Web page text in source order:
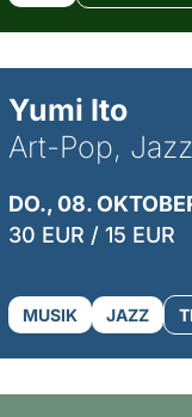
Yumi Ito
Art-Pop,
DO., 08.
30 EUR / 15 EUR
MUSIK JAZZ